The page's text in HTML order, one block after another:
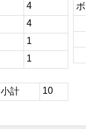
4
4
1
1
小計 10